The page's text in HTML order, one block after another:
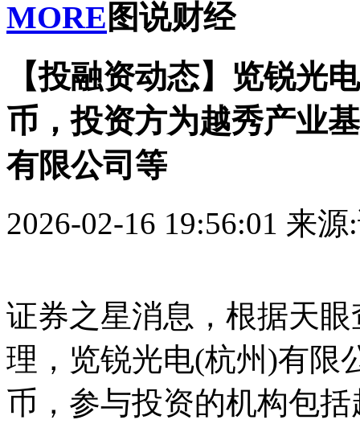
MORE 图说财经
【投融资动态】览锐光
币，投资方为越秀产业
有限公司等
2026-02-16 19:56:01 来源
证券之星消息，根据天
理，览锐光电(杭州)有限
币，参与投资的机构包